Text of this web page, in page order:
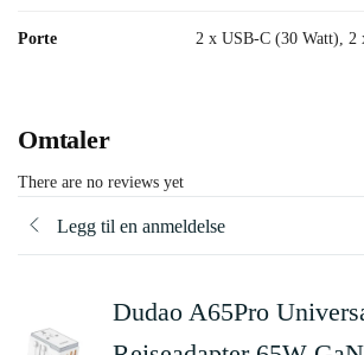
Porte 2 x USB-C (30 Watt), 2
Omtaler
There are no reviews yet
Legg til en anmeldelse
Dudao A65Pro